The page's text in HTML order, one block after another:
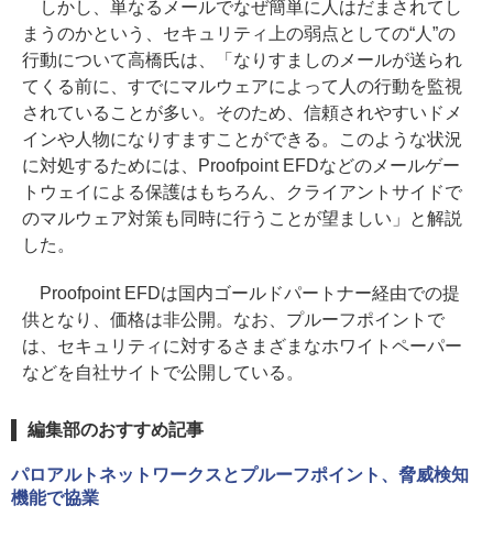
しかし、単なるメールでなぜ簡単に人はだまされてし
まうのかという、セキュリティ上の弱点としての“人”の
行動について高橋氏は、「なりすましのメールが送られ
てくる前に、すでにマルウェアによって人の行動を監視
されていることが多い。そのため、信頼されやすいドメ
インや人物になりすますことができる。このような状況
に対処するためには、Proofpoint EFDなどのメールゲー
トウェイによる保護はもちろん、クライアントサイドで
のマルウェア対策も同時に行うことが望ましい」と解説
した。
Proofpoint EFDは国内ゴールドパートナー経由での提
供となり、価格は非公開。なお、プルーフポイントで
は、セキュリティに対するさまざまなホワイトペーパー
などを自社サイトで公開している。
編集部のおすすめ記事
パロアルトネットワークスとプルーフポイント、脅威検知
機能で協業